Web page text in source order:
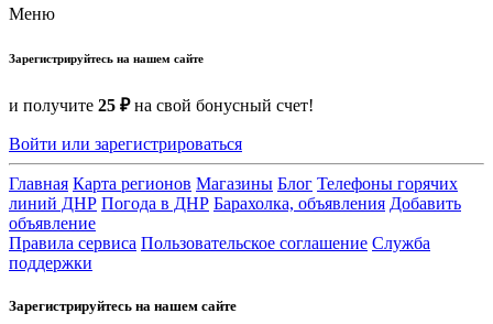
Меню
Зарегистрируйтесь на нашем сайте
и получите 25 ₽на свой бонусный счет!
Войти или зарегистрироваться
Главная Карта регионов Магазины Блог Телефоны горячих
линий ДНР Погода в ДНР Барахолка, объявления Добавить
объявление
Правила сервиса Пользовательское соглашение Служба
поддержки
Зарегистрируйтесь на нашем сайте